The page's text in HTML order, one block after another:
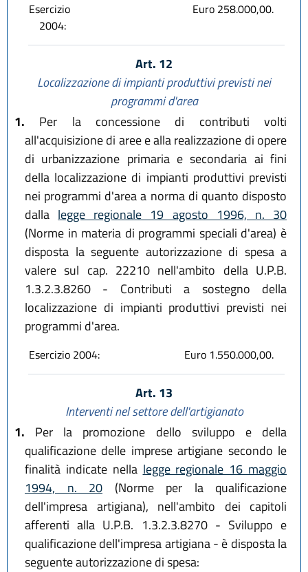
Esercizio
2004:
Euro 258.000,00.
Art. 12
Localizzazione di impianti produttivi previsti nei
programmi d'area
1. Per la concessione di contributi volti
all'acquisizione di aree e alla realizzazione di opere
di urbanizzazione primaria e secondaria ai fini
della localizzazione di impianti produttivi previsti
nei programmi d'area a norma di quanto disposto
dalla legge regionale 19 agosto 1996, n. 30
(Norme in materia di programmi speciali d'area) è
disposta la seguente autorizzazione di spesa a
valere sul cap. 22210 nell'ambito della U.P.B.
1.3.2.3.8260 - Contributi a sostegno della
localizzazione di impianti produttivi previsti nei
programmi d'area.
Esercizio 2004: Euro 1.550.000,00.
Art. 13
Interventi nel settore dell'artigianato
1. Per la promozione dello sviluppo e della
qualificazione delle imprese artigiane secondo le
finalità indicate nella legge regionale 16 maggio
1994, n. 20 (Norme per la qualificazione
dell'impresa artigiana), nell'ambito dei capitoli
afferenti alla U.P.B. 1.3.2.3.8270 - Sviluppo e
qualificazione dell'impresa artigiana - è disposta la
seguente autorizzazione di spesa: